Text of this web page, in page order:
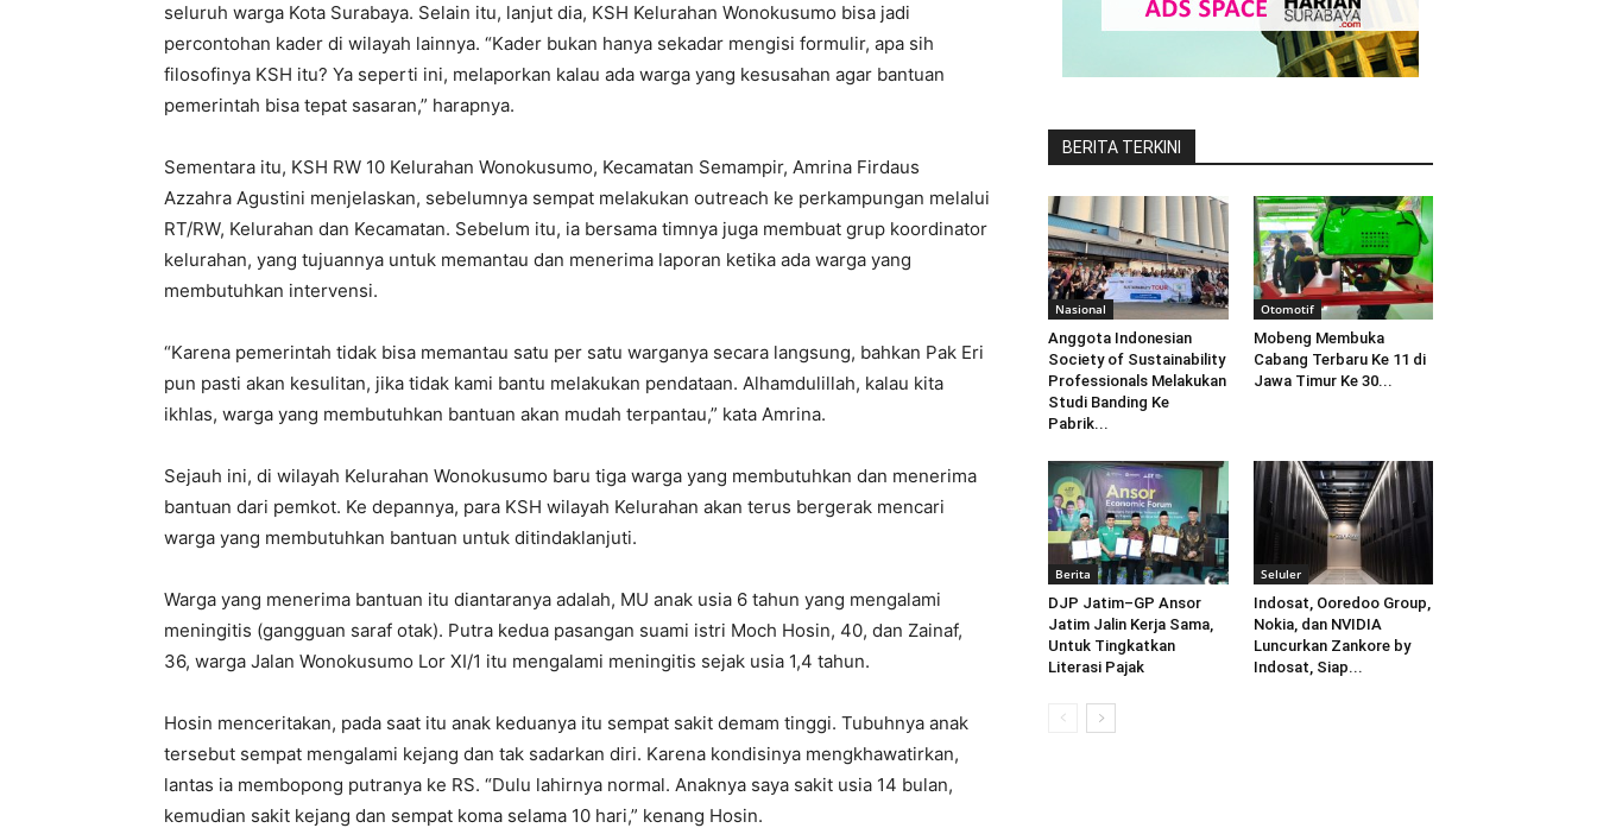
seluruh warga Kota Surabaya. Selain itu, lanjut dia, KSH Kelurahan Wonokusumo bisa jadi
percontohan kader di wilayah lainnya. “Kader bukan hanya sekadar mengisi formulir, apa sih
filosofinya KSH itu? Ya seperti ini, melaporkan kalau ada warga yang kesusahan agar bantuan
pemerintah bisa tepat sasaran,” harapnya.
Sementara itu, KSH RW 10 Kelurahan Wonokusumo, Kecamatan Semampir, Amrina Firdaus
Azzahra Agustini menjelaskan, sebelumnya sempat melakukan outreach ke perkampungan melalui
RT/RW, Kelurahan dan Kecamatan. Sebelum itu, ia bersama timnya juga membuat grup koordinator
kelurahan, yang tujuannya untuk memantau dan menerima laporan ketika ada warga yang
membutuhkan intervensi.
“Karena pemerintah tidak bisa memantau satu per satu warganya secara langsung, bahkan Pak Eri
pun pasti akan kesulitan, jika tidak kami bantu melakukan pendataan. Alhamdulillah, kalau kita
ikhlas, warga yang membutuhkan bantuan akan mudah terpantau,” kata Amrina.
Sejauh ini, di wilayah Kelurahan Wonokusumo baru tiga warga yang membutuhkan dan menerima
bantuan dari pemkot. Ke depannya, para KSH wilayah Kelurahan akan terus bergerak mencari
warga yang membutuhkan bantuan untuk ditindaklanjuti.
Warga yang menerima bantuan itu diantaranya adalah, MU anak usia 6 tahun yang mengalami
meningitis (gangguan saraf otak). Putra kedua pasangan suami istri Moch Hosin, 40, dan Zainaf,
36, warga Jalan Wonokusumo Lor XI/1 itu mengalami meningitis sejak usia 1,4 tahun.
Hosin menceritakan, pada saat itu anak keduanya itu sempat sakit demam tinggi. Tubuhnya anak
tersebut sempat mengalami kejang dan tak sadarkan diri. Karena kondisinya mengkhawatirkan,
lantas ia membopong putranya ke RS. “Dulu lahirnya normal. Anaknya saya sakit usia 14 bulan,
kemudian sakit kejang dan sempat koma selama 10 hari,” kenang Hosin.
BERITA TERKINI
Nasional
Anggota Indonesian
Society of Sustainability
Professionals Melakukan
Studi Banding Ke
Pabrik...
Otomotif
Mobeng Membuka
Cabang Terbaru Ke 11 di
Jawa Timur Ke 30...
Berita
DJP Jatim–GP Ansor
Jatim Jalin Kerja Sama,
Untuk Tingkatkan
Literasi Pajak
Seluler
Indosat, Ooredoo Group,
Nokia, dan NVIDIA
Luncurkan Zankore by
Indosat, Siap...